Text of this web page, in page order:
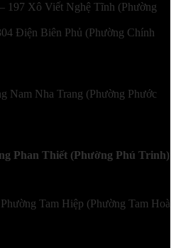
197 Xô Viết Nghệ Tĩnh (Phường
Điện Biên Phủ (Phường Chính
Nam Nha Trang (Phường Phước
Phan Thiết (Phường Phú Trinh)
Tam Hiệp (Phường Tam Hoà